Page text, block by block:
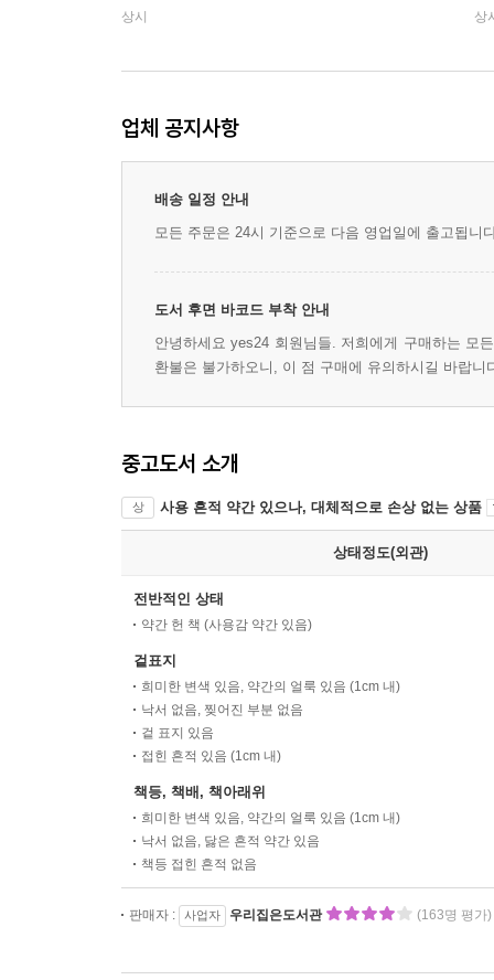
상시 상
업체 공지사항
배송 일정 안내
모든 주문은 24시 기준으로 다음 영업일에 출고됩니
도서 후면 바코드 부착 안내
안녕하세요 yes24 회원님들. 저희에게 구매하는 모
환불은 불가하오니, 이 점 구매에 유의하시길 바랍니
중고도서 소개
상 사용 흔적 약간 있으나, 대체적으로 손상 없는 상품
상태정도(외관)
전반적인 상태
약간 헌 책 (사용감 약간 있음)
겉표지
희미한 변색 있음, 약간의 얼룩 있음 (1cm 내)
낙서 없음, 찢어진 부분 없음
겉 표지 있음
접힌 흔적 있음 (1cm 내)
책등, 책배, 책아래위
희미한 변색 있음, 약간의 얼룩 있음 (1cm 내)
낙서 없음, 닳은 흔적 약간 있음
책등 접힌 흔적 없음
판매자 : 사업자 우리집은도서관 (163명 평가)